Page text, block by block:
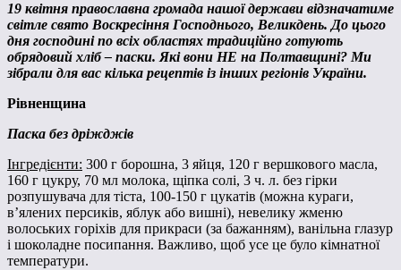
19 квітня православна громада нашої держави відзначатиме
світле свято Воскресіння Господнього, Великдень. До цього
дня господині по всіх областях традиційно готують
обрядовий хліб – паски. Які вони НЕ на Полтавщині? Ми
зібрали для вас кілька рецептів із інших регіонів України.
Рівненщина
Паска без дріжджів
Інгредієнти: 300 г борошна, 3 яйця, 120 г вершкового масла,
160 г цукру, 70 мл молока, щіпка солі, 3 ч. л. без гірки
розпушувача для тіста, 100-150 г цукатів (можна кураги,
в’ялених персиків, яблук або вишні), невелику жменю
волоських горіхів для прикраси (за бажанням), ванільна глазур
і шоколадне посипання. Важливо, щоб усе це було кімнатної
температури.